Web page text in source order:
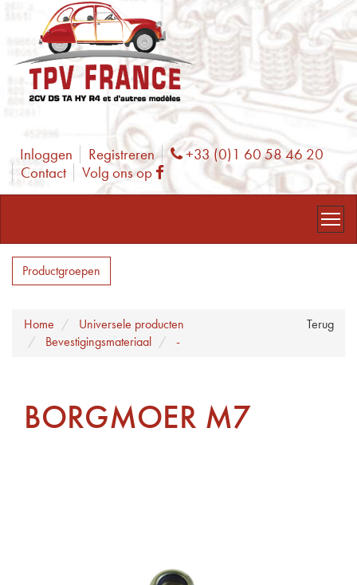
Inloggen Registreren Phone
+33 (0)1 60 58 46 20
Contact
Volg ons op Facebook
Productgroepen
Terug
Home
Universele producten
Bevestigingsmateriaal
-
BORGMOER M7